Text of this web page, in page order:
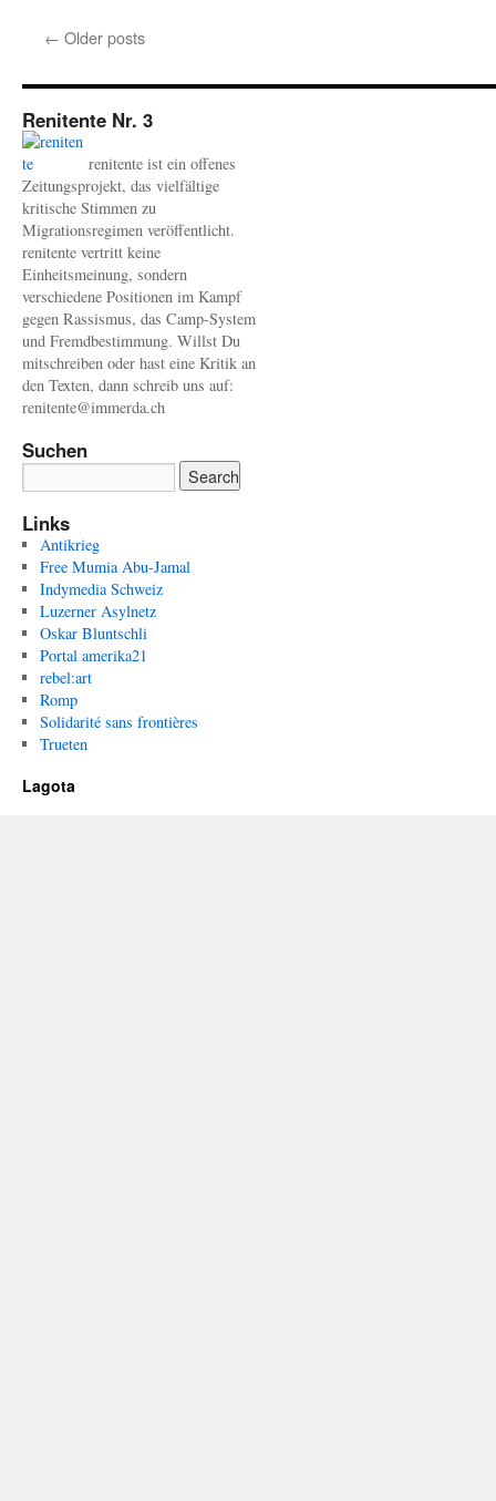
← Older posts
Renitente Nr. 3
renitente ist ein offenes
Zeitungsprojekt, das vielfältige
kritische Stimmen zu
Migrationsregimen veröffentlicht.
renitente vertritt keine
Einheitsmeinung, sondern
verschiedene Positionen im Kampf
gegen Rassismus, das Camp-System
und Fremdbestimmung. Willst Du
mitschreiben oder hast eine Kritik an
den Texten, dann schreib uns auf:
renitente@immerda.ch
Suchen
Links
Antikrieg
Free Mumia Abu-Jamal
Indymedia Schweiz
Luzerner Asylnetz
Oskar Bluntschli
Portal amerika21
rebel:art
Romp
Solidarité sans frontières
Trueten
Lagota